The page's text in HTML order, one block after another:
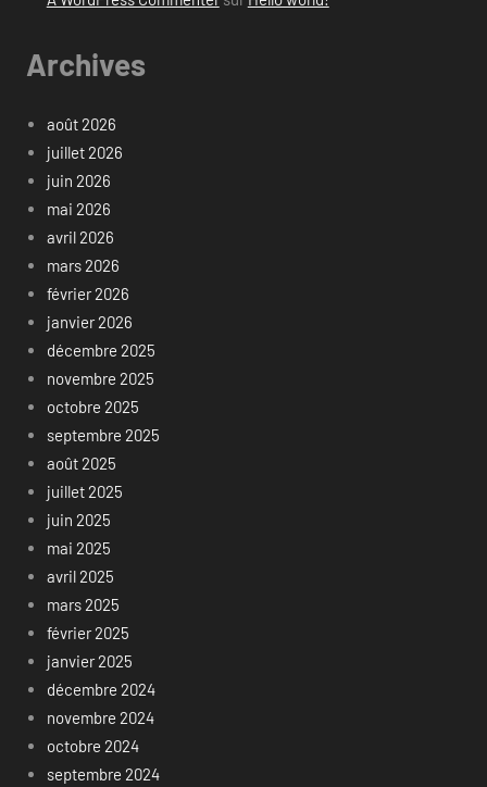
Archives
août 2026
juillet 2026
juin 2026
mai 2026
avril 2026
mars 2026
février 2026
janvier 2026
décembre 2025
novembre 2025
octobre 2025
septembre 2025
août 2025
juillet 2025
juin 2025
mai 2025
avril 2025
mars 2025
février 2025
janvier 2025
décembre 2024
novembre 2024
octobre 2024
septembre 2024